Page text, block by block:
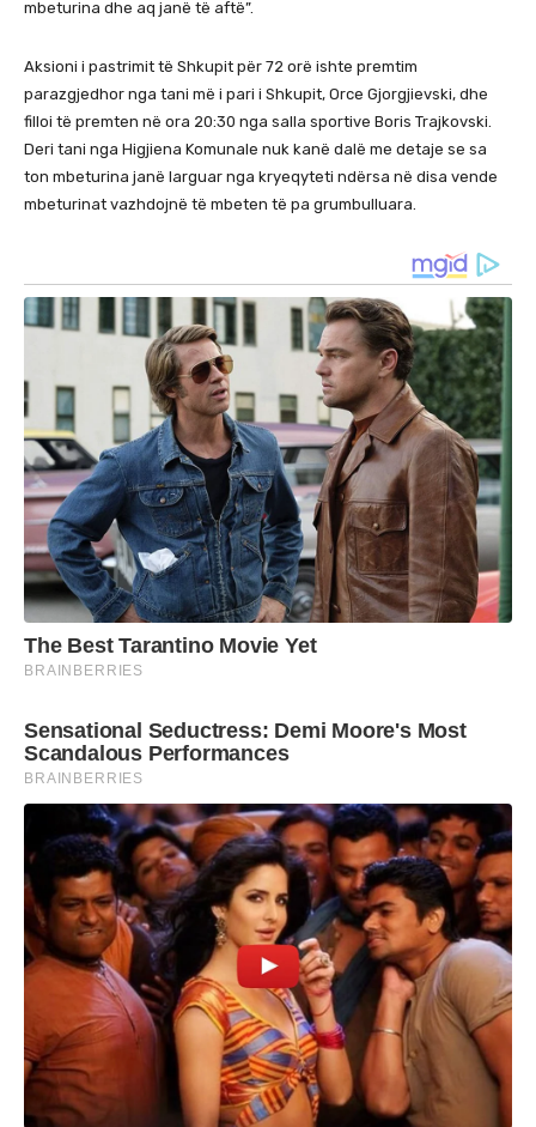
mbeturina dhe aq janë të aftë”.
Aksioni i pastrimit të Shkupit për 72 orë ishte premtim
parazgjedhor nga tani më i pari i Shkupit, Orce Gjorgjievski, dhe
filloi të premten në ora 20:30 nga salla sportive Boris Trajkovski.
Deri tani nga Higjiena Komunale nuk kanë dalë me detaje se sa
ton mbeturina janë larguar nga kryeqyteti ndërsa në disa vende
mbeturinat vazhdojnë të mbeten të pa grumbulluara.